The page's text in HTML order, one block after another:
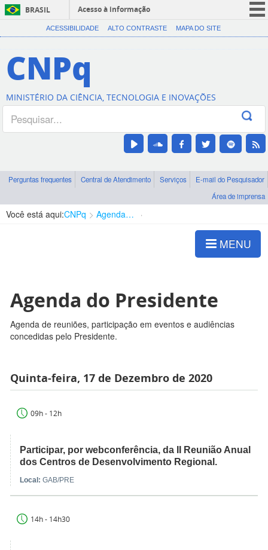
BRASIL
Acesso à informação
CORONAVÍRUS (COVID-19)
Canais
ACESSIBILIDADE ALTO CONTRASTE MAPA DO SITE
CNPq
MINISTÉRIO DA CIÊNCIA, TECNOLOGIA E INOVAÇÕES
Perguntas frequentes Central de Atendimento Serviços
E-mail do Pesquisador
Área de imprensa
Você está aqui:CNPq Agenda de autoridades
MENU
Agenda do Presidente
Agenda de reuniões, participação em eventos e audiências
concedidas pelo Presidente.
Quinta-feira, 17 de Dezembro de 2020
09h - 12h
Participar, por webconferência, da II Reunião Anual
dos Centros de Desenvolvimento Regional.
Local: GAB/PRE
14h - 14h30